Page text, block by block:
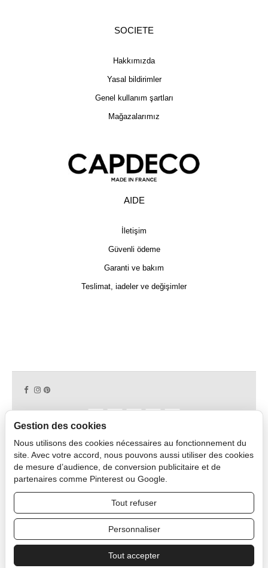
SOCIETE
Hakkımızda
Yasal bildirimler
Genel kullanım şartları
Mağazalarımız
AIDE
İletişim
Güvenli ödeme
Garanti ve bakım
Teslimat, iadeler ve değişimler
Profesyonel Alan
Gestion des cookies
Nous utilisons des cookies nécessaires au fonctionnement du
site. Avec votre accord, nous pouvons aussi utiliser des cookies
de mesure d’audience, de conversion publicitaire et de
partenaires comme Pinterest ou Google.
Tout refuser
Personnaliser
Tout accepter